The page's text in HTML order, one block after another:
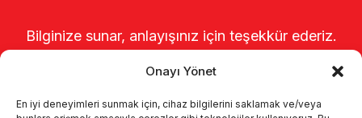
Onayı Yönet
En iyi deneyimleri sunmak için, cihaz bilgilerini saklamak ve/veya
Bilginize sunar, anlayışınız için teşekkür ederiz.